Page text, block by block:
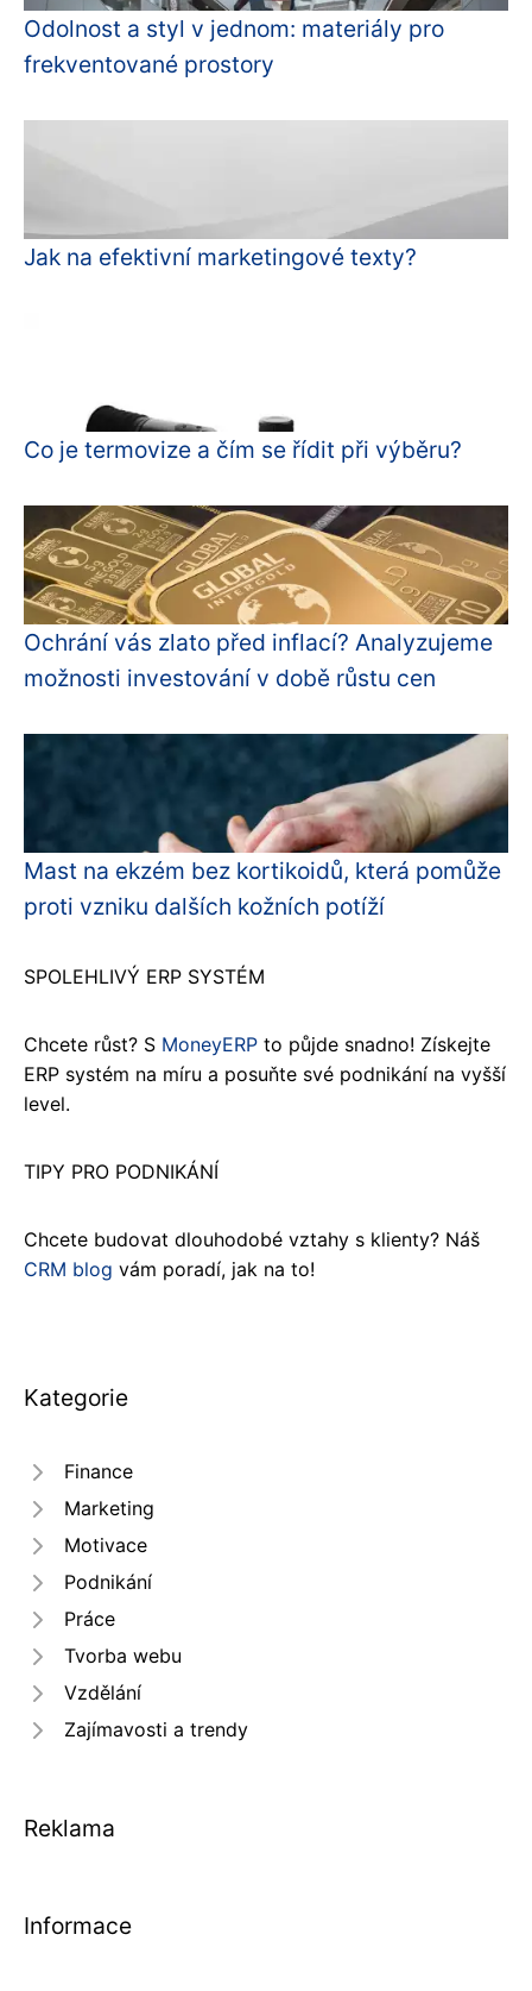
Odolnost a styl v jednom: materiály pro
frekventované prostory
Jak na efektivní marketingové texty?
Co je termovize a čím se řídit při výběru?
Ochrání vás zlato před inflací? Analyzujeme
možnosti investování v době růstu cen
Mast na ekzém bez kortikoidů, která pomůže
proti vzniku dalších kožních potíží
SPOLEHLIVÝ ERP SYSTÉM
Chcete růst? S MoneyERP to půjde snadno! Získejte
ERP systém na míru a posuňte své podnikání na vyšší
level.
TIPY PRO PODNIKÁNÍ
Chcete budovat dlouhodobé vztahy s klienty? Náš
CRM blog vám poradí, jak na to!
Kategorie
Finance
Marketing
Motivace
Podnikání
Práce
Tvorba webu
Vzdělání
Zajímavosti a trendy
Reklama
Informace